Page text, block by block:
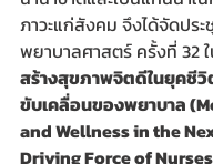
ภาวะแก่สังคม จึงได้จัดปร
พยาบาลศาสตร์ ครั้งที่ 32
สร้างสุขภาพจิตดีในยุคชี
ขับเคลื่อนของพยาบาล
and Wellness in the
Driving Force of